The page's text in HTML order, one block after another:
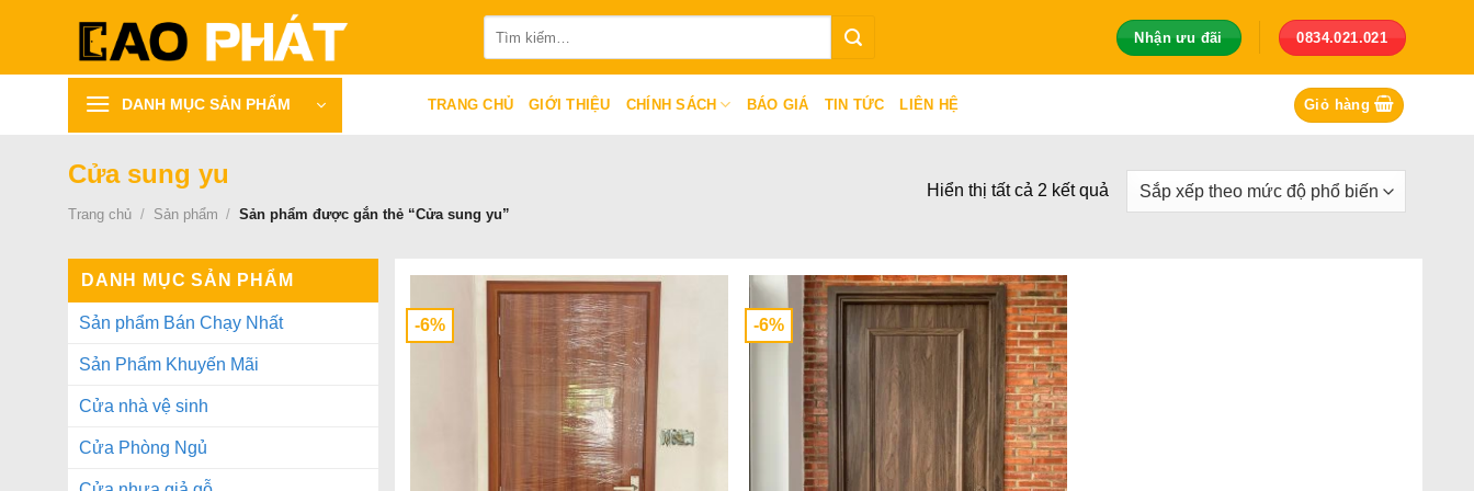
kiếm:
Nhận ưu đãi 0834.021.021
DANH MỤC SẢN PHẨM TRANG CHỦ GIỚI THIỆU CHÍNH SÁCH BÁO GIÁ TIN TỨC LIÊN HỆ Giỏ hàng
Cửa sung yu
Trang chủ / Sản phẩm / Sản phẩm được gắn thẻ “Cửa sung yu”
Hiển thị tất cả 2 kết quảĐã
sắp
DANH MỤC SẢN PHẨM
Sản phẩm Bán Chạy Nhất
Sản Phẩm Khuyến Mãi
Cửa nhà vệ sinh
Cửa Phòng Ngủ
-6% -6%